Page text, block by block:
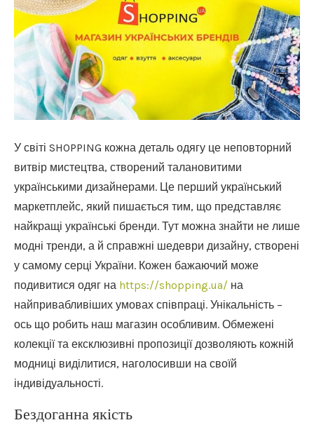
У світі SHOPPING кожна деталь одягу це неповторний
витвір мистецтва, створений талановитими
українськими дизайнерами. Це перший український
маркетплейс, який пишається тим, що представляє
найкращі українські бренди. Тут можна знайти не лише
модні тренди, а й справжні шедеври дизайну, створені
у самому серці України. Кожен бажаючий може
подивитися одяг на https://shopping.ua/ на
найпривабливіших умовах співпраці. Унікальність –
ось що робить наш магазин особливим. Обмежені
колекції та ексклюзивні пропозиції дозволяють кожній
модниці виділитися, наголосивши на своїй
індивідуальності.
Бездоганна якість